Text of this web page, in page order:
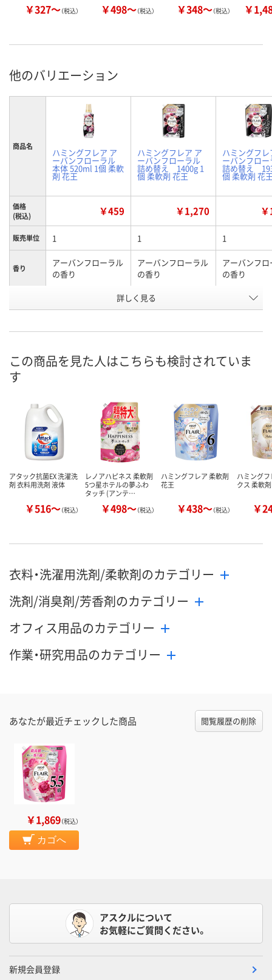
￥327～（税込） ￥498～（税込） ￥348～（税込） ￥
他のバリエーション
商品名
ハミングフレア ア
ーバンフローラル
本体 520ml 1個 柔軟
剤 花王
ハミングフレア ア
ーバンフローラル
詰め替え 1400g 1
個 柔軟剤 花王
ハミングフレ
ーバンフロー
詰め替え
個 柔軟剤 花
価格
(税込)
￥459 ￥1,270
販売単位 1 1 1
香り
アーバンフローラル
の香り
アーバンフローラル
の香り
アーバンフ
の香り
詰め替え/1400g 詰め替え/
号
お届け日
数量
カゴへ カゴへ カ
詳しく見る
この商品を見た人はこちらも検討されていま
す
アタック抗菌EX 洗濯洗
剤 衣料用洗剤 液体
￥516～（税込）
レノアハピネス 柔軟剤
5つ星ホテルの夢ふわ
タッチ (アンテ…
￥498～（税込）
ハミングフレア 柔軟剤
花王
￥438～（税込）
ハミング
クス 柔軟
￥
衣料・洗濯用洗剤/柔軟剤のカテゴリー
洗剤/消臭剤/芳香剤のカテゴリー
オフィス用品のカテゴリー
作業・研究用品のカテゴリー
あなたが最近チェックした商品 閲覧履歴の削除
￥1,869（税込）
カゴへ
アスクルについて
お気軽にご質問ください。
新規会員登録